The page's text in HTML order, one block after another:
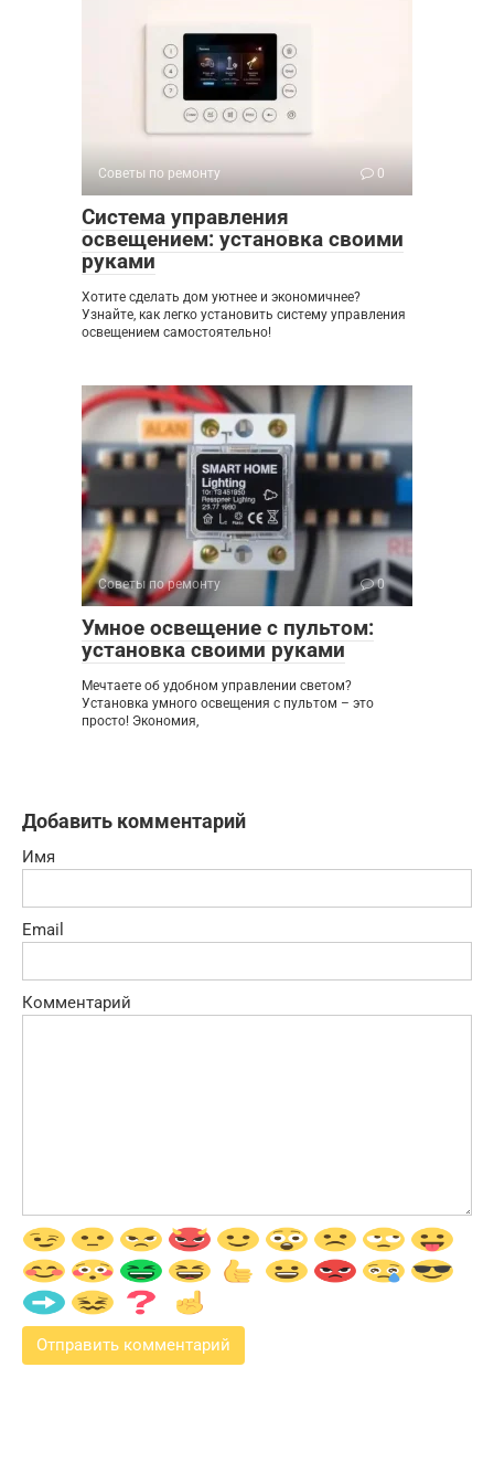
Советы по ремонту 0
Система управления
освещением: установка своими
руками
Хотите сделать дом уютнее и экономичнее?
Узнайте, как легко установить систему управления
освещением самостоятельно!
Советы по ремонту 0
Умное освещение с пультом:
установка своими руками
Мечтаете об удобном управлении светом?
Установка умного освещения с пультом – это
просто! Экономия,
Добавить комментарий
Имя
Email
Комментарий